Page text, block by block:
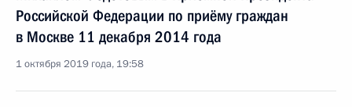
Российской Федерации по приёму граждан
в Москве 11 декабря 2014 года
1 октября 2019 года, 19:58